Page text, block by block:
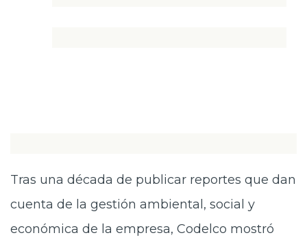
Tras una década de publicar reportes que dan
cuenta de la gestión ambiental, social y
económica de la empresa, Codelco mostró